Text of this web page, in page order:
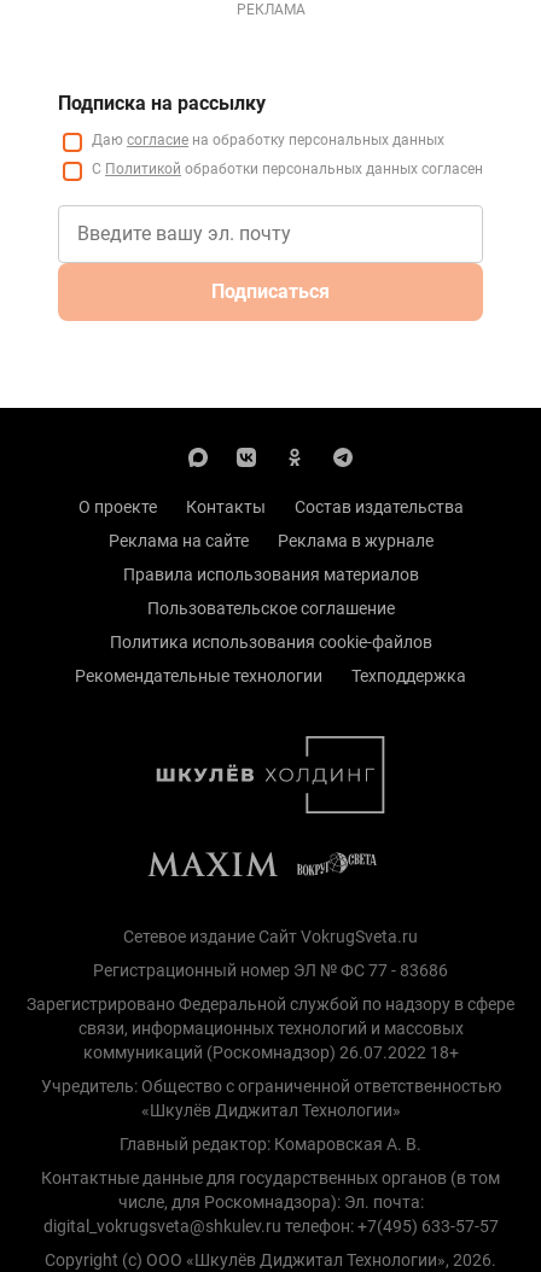
РЕКЛАМА
Подписка на рассылку
Даю согласие на обработку персональных данных
С Политикой обработки персональных данных согласен
Подписаться
О проекте Контакты
Состав издательства
Реклама на сайте
Реклама в журнале
Правила использования материалов
Пользовательское соглашение
Политика использования cookie-файлов
Рекомендательные технологии
Техподдержка
Сетевое издание Сайт VokrugSveta.ru
Регистрационный номер ЭЛ № ФС 77 - 83686
Зарегистрировано Федеральной службой по надзору в сфере
связи, информационных технологий и массовых
коммуникаций (Роскомнадзор) 26.07.2022 18+
Учредитель: Общество с ограниченной ответственностью
«Шкулёв Диджитал Технологии»
Главный редактор: Комаровская А. В.
Контактные данные для государственных органов (в том
числе, для Роскомнадзора): Эл. почта:
digital_vokrugsveta@shkulev.ru телефон: +7(495) 633-57-57
Copyright (с) ООО «Шкулёв Диджитал Технологии», 2026.